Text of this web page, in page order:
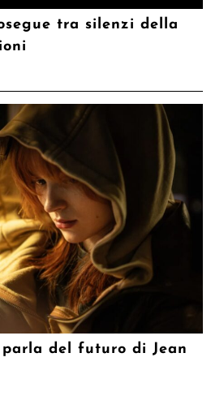
tra silenzi della
parla del futuro di Jean